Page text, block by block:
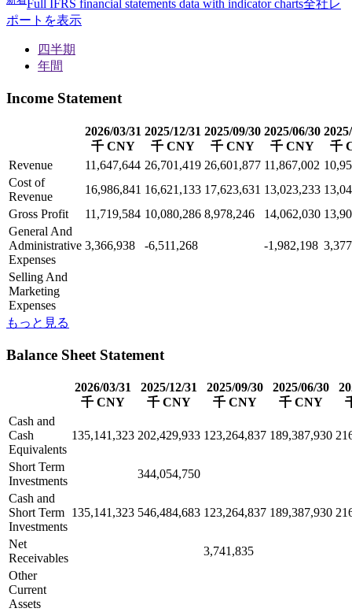
Full IFRS financial statements data with indicator charts全社レ
ポートを表示
四半期
年間
Income Statement
2026/03/31
千 CNY
2025/12/31
千 CNY
2025/09/30
千 CNY
2025/06/30
千 CNY
千
Revenue
11,647,644 26,701,419 26,601,877 11,867,002
Cost of
Revenue
16,986,841 16,621,133 17,623,631 13,023,233
Gross Profit
11,719,584 10,080,286 8,978,246 14,062,030
General And
Administrative
Expenses
3,366,938 -6,511,268 -1,982,198
Selling And
Marketing
Expenses
もっと見る
Balance Sheet Statement
2026/03/31
千 CNY
2025/12/31
千 CNY
2025/09/30
千 CNY
2025/06/30
千 CNY
Cash and
Cash
Equivalents
135,141,323 202,429,933 123,264,837 189,387,930
Short Term
Investments
344,054,750
Cash and
Short Term
Investments
135,141,323 546,484,683 123,264,837 189,387,930
Net
Receivables
3,741,835
Other
Current
Assets